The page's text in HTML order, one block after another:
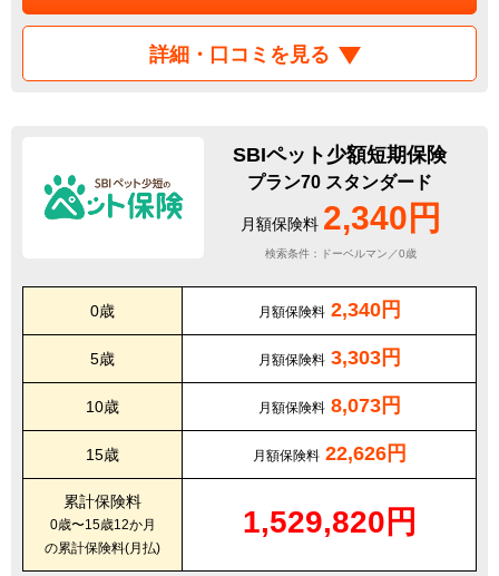
詳細・口コミを見る
SBIペット少額短期保険
プラン70 スタンダード
月額保険料 2,340円
検索条件：ドーベルマン／0歳
0歳 月額保険料 2,340円
5歳 月額保険料 3,303円
10歳 月額保険料 8,073円
15歳 月額保険料 22,626円
累計保険料
0歳〜15歳12か月
の累計保険料(月払)
1,529,820円